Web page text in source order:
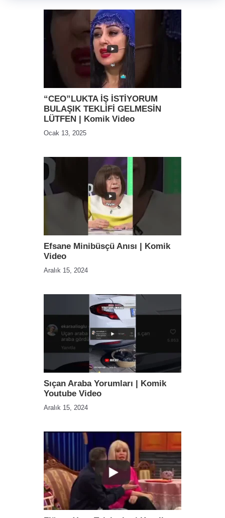
“CEO”LUKTA İŞ İSTİYORUM
BULAŞIK TEKLİFİ GELMESİN
LÜTFEN | Komik Video
Ocak 13, 2025
Efsane Minibüsçü Anısı | Komik
Video
Aralık 15, 2024
Sıçan Araba Yorumları | Komik
Youtube Video
Aralık 15, 2024